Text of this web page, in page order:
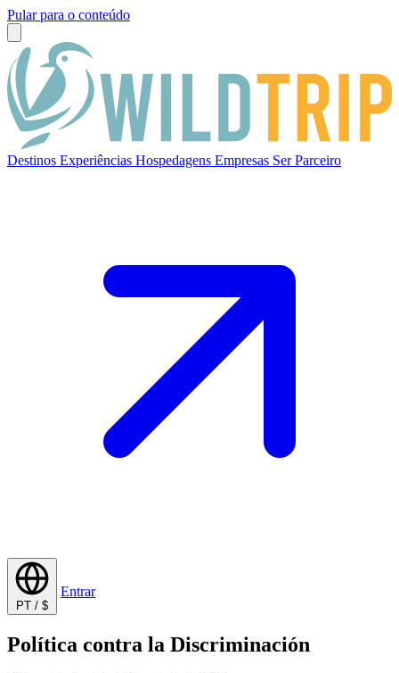
Pular para o conteúdo
Destinos Experiências Hospedagens Empresas Ser Parceiro
PT / $
Entrar
Política contra la Discriminación